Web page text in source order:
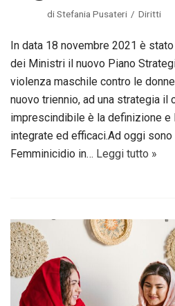
diStefania Pusateri Diritti
In data 18 novembre 2021 è
dei Ministri il nuovo Piano
violenza maschile contro le
nuovo triennio, ad una strategia il
imprescindibile è la definizione e
integrate ed efficaci.Ad oggi
Femminicidio in… Leggi tutto »